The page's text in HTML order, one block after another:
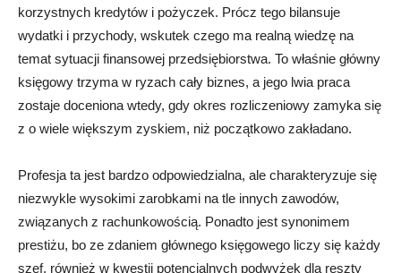
korzystnych kredytów i pożyczek. Prócz tego bilansuje
wydatki i przychody, wskutek czego ma realną wiedzę na
temat sytuacji finansowej przedsiębiorstwa. To właśnie główny
księgowy trzyma w ryzach cały biznes, a jego lwia praca
zostaje doceniona wtedy, gdy okres rozliczeniowy zamyka się
z o wiele większym zyskiem, niż początkowo zakładano.
Profesja ta jest bardzo odpowiedzialna, ale charakteryzuje się
niezwykle wysokimi zarobkami na tle innych zawodów,
związanych z rachunkowością. Ponadto jest synonimem
prestiżu, bo ze zdaniem głównego księgowego liczy się każdy
szef, również w kwestii potencjalnych podwyżek dla reszty